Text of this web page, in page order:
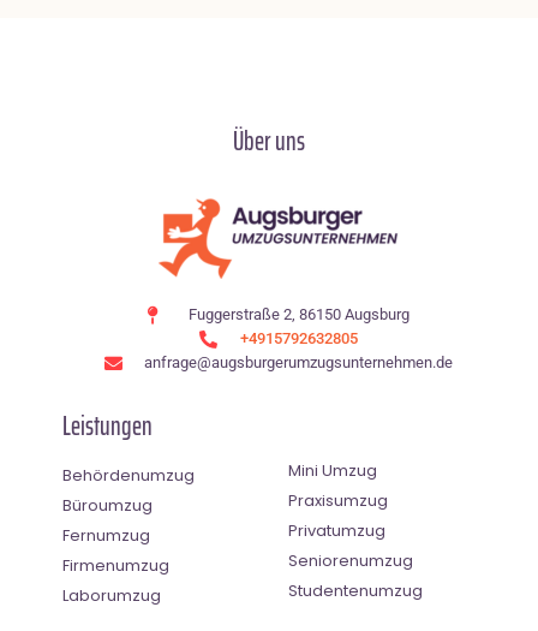
Über uns
Fuggerstraße 2, 86150 Augsburg
+4915792632805
anfrage@augsburgerumzugsunternehmen.de
Leistungen
Behördenumzug
Büroumzug
Fernumzug
Firmenumzug
Laborumzug
Mini Umzug
Praxisumzug
Privatumzug
Seniorenumzug
Studentenumzug